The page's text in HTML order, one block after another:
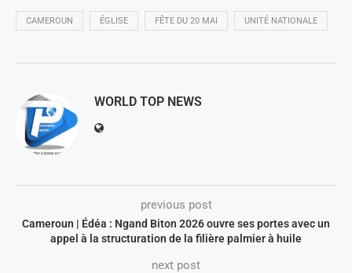
CAMEROUN ÉGLISE FÊTE DU 20 MAI UNITÉ NATIONALE
WORLD TOP NEWS
previous post
Cameroun | Édéa : Ngand Biton 2026 ouvre ses portes avec un
appel à la structuration de la filière palmier à huile
next post